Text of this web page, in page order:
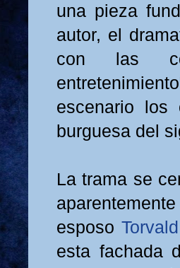
una pieza
autor, el
con las
escenario los
burguesa del
La trama se
esposo Torvald
esta fachada